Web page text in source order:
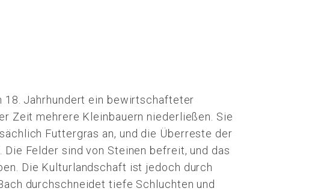
18. Jahrhundert ein bewirtschafteter
Zeit mehrere Kleinbauern niederließen. Sie
Futtergras an, und die Überreste der
Felder sind von Steinen befreit, und das
Die Kulturlandschaft ist jedoch durch
durchschneidet tiefe Schluchten und